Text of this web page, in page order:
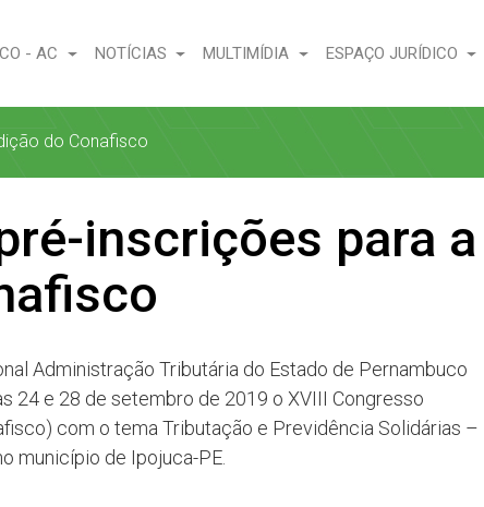
- AC NOTÍCIAS MULTIMÍDIA ESPAÇO JURÍDICO
do Conafisco
inscrições para a
Administração Tributária do Estado de Pernambuco
24 e 28 de setembro de 2019 o XVIII Congresso
com o tema Tributação e Previdência Solidárias –
município de Ipojuca-PE.